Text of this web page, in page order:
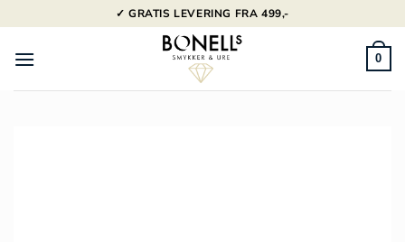
til
indhold
✓ GRATIS LEVERING FRA 499,-
0